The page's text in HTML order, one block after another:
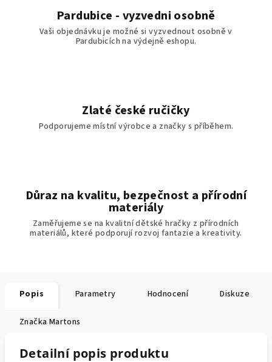
Pardubice - vyzvedni osobně
Vaši objednávku je možné si vyzvednout osobně v
Pardubicích na výdejně eshopu.
Zlaté české ručičky
Podporujeme místní výrobce a značky s příběhem.
Důraz na kvalitu, bezpečnost a přírodní
materiály
Zaměřujeme se na kvalitní dětské hračky z přírodních
materiálů, které podporují rozvoj fantazie a kreativity.
Popis Parametry Hodnocení Diskuze
Značka Martons
Detailní popis produktu